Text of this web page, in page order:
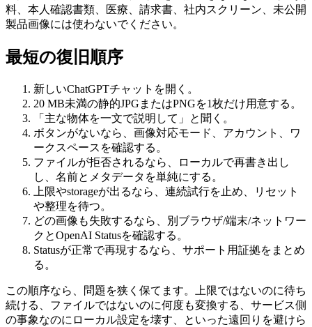
料、本人確認書類、医療、請求書、社内スクリーン、未公開
製品画像には使わないでください。
最短の復旧順序
新しいChatGPTチャットを開く。
20 MB未満の静的JPGまたはPNGを1枚だけ用意する。
「主な物体を一文で説明して」と聞く。
ボタンがないなら、画像対応モード、アカウント、ワ
ークスペースを確認する。
ファイルが拒否されるなら、ローカルで再書き出し
し、名前とメタデータを単純にする。
上限やstorageが出るなら、連続試行を止め、リセット
や整理を待つ。
どの画像も失敗するなら、別ブラウザ/端末/ネットワー
クとOpenAI Statusを確認する。
Statusが正常で再現するなら、サポート用証拠をまとめ
る。
この順序なら、問題を狭く保てます。上限ではないのに待ち
続ける、ファイルではないのに何度も変換する、サービス側
の事象なのにローカル設定を壊す、といった遠回りを避けら